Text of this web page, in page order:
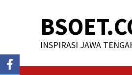
INSPIRASI JAWA